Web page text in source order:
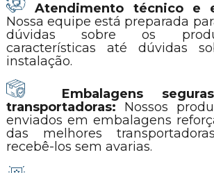
Atendimento técnico e
Nossa equipe está preparada
dúvidas sobre os
características até dúvidas
instalação.
Embalagens
transportadoras: Nossos
enviados em embalagens
das melhores
recebê-los sem avarias.